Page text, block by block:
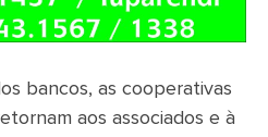
bancos, as cooperativas
aos associados e à